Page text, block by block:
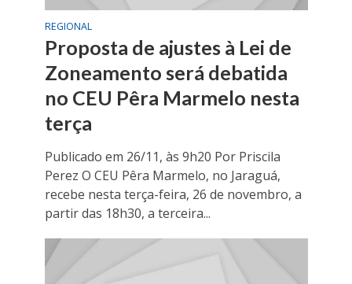
REGIONAL
Proposta de ajustes à Lei de
Zoneamento será debatida
no CEU Pêra Marmelo nesta
terça
Publicado em 26/11, às 9h20 Por Priscila
Perez O CEU Pêra Marmelo, no Jaraguá,
recebe nesta terça-feira, 26 de novembro, a
partir das 18h30, a terceira...